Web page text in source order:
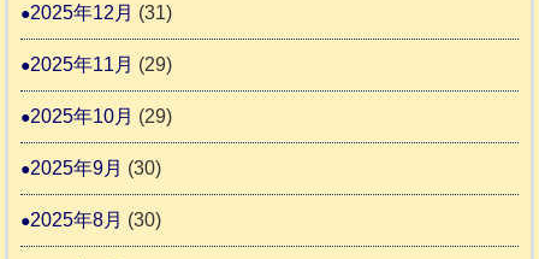
2025年12月 (31)
2025年11月 (29)
2025年10月 (29)
2025年9月 (30)
2025年8月 (30)